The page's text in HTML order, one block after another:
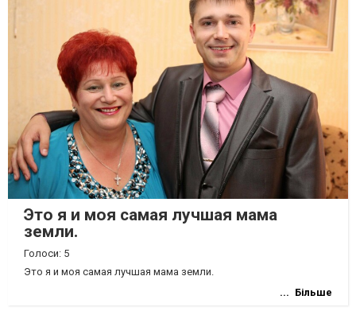
Это я и моя самая лучшая мама
земли.
Голоси: 5
Это я и моя самая лучшая мама земли.
Більше